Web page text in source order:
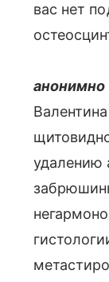
вас нет
анонимно
удалению